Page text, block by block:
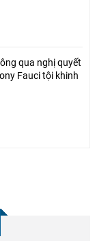
qua nghị quyết
Fauci tội khinh